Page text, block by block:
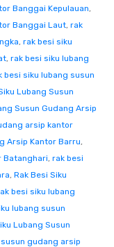
Banggai Kepulauan,
Banggai Laut, rak
, rak besi siku
, rak besi siku lubang
besi siku lubang susun
Lubang Susun
Susun Gudang Arsip
arsip kantor
Arsip Kantor Barru,
Batanghari, rak besi
, Rak Besi Siku
besi siku lubang
lubang susun
Lubang Susun
gudang arsip